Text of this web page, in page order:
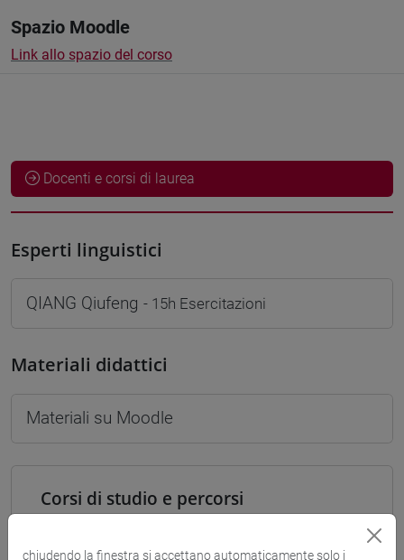
Spazio Moodle
Link allo spazio del corso
Docenti e corsi di laurea
Esperti linguistici
QIANG Qiufeng - 15h Esercitazioni
Materiali didattici
Materiali su Moodle
Corsi di studio e percorsi
E DELL'AFRICA MEDITERRANEA - Laurea
chiudendo la finestra si accettano automaticamente solo i